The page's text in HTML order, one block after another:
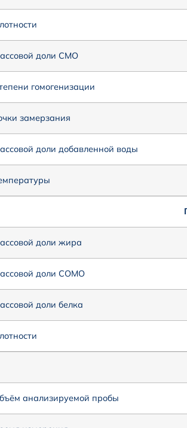
доли СМО
гомогенизации
замерзания
доли добавленной воды
доли жира
доли СОМО
доли белка
анализируемой пробы